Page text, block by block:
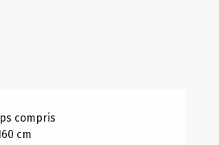
compris
cm